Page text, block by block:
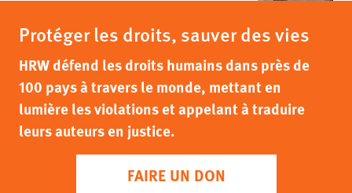
Protéger les droits, sauver des vies
HRW défend les droits humains dans près de
100 pays à travers le monde, mettant en
lumière les violations et appelant à traduire
leurs auteurs en justice.
FAIRE UN DON